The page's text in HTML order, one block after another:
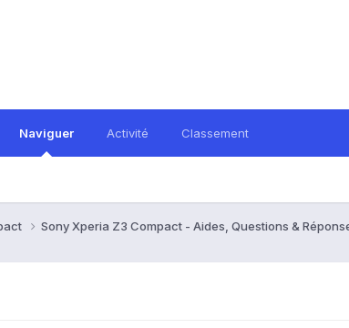
Naviguer Activité Classement
Sony Xperia Z3 Compact - Aides, Questions &